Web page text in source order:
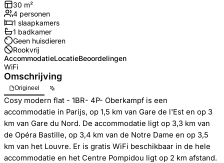
30 m²
4 personen
1 slaapkamers
1 badkamer
Geen huisdieren
Rookvrij
AccommodatieLocatieBeoordelingen
WiFi
Omschrijving
Origineel
Cosy modern flat - 1BR- 4P- Oberkampf is een
accommodatie in Parijs, op 1,5 km van Gare de l'Est en op 3
km van Gare du Nord. De accommodatie ligt op 3,3 km van
de Opéra Bastille, op 3,4 km van de Notre Dame en op 3,5
km van het Louvre. Er is gratis WiFi beschikbaar in de hele
accommodatie en het Centre Pompidou ligt op 2 km afstand.